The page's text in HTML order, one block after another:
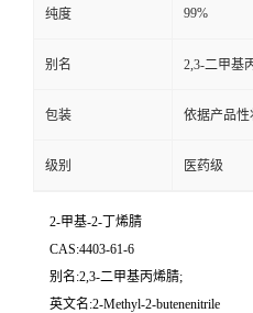
纯度 99%
别名 2,3-二甲基
包装 依据产品性
级别 医药级
2-甲基-2-丁烯腈
CAS:4403-61-6
别名:2,3-二甲基丙烯腈;
英文名:2-Methyl-2-butenenitrile